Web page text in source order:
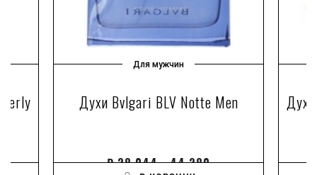
Для мужчин
Духи Bvlgari BLV Notte Men
₽28 044 - 44 280